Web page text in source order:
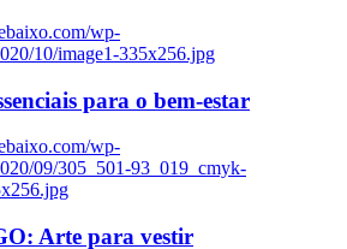
wp-
10/image1-335x256.jpg
para o bem-estar
wp-
09/305_501-93_019_cmyk-
Arte para vestir